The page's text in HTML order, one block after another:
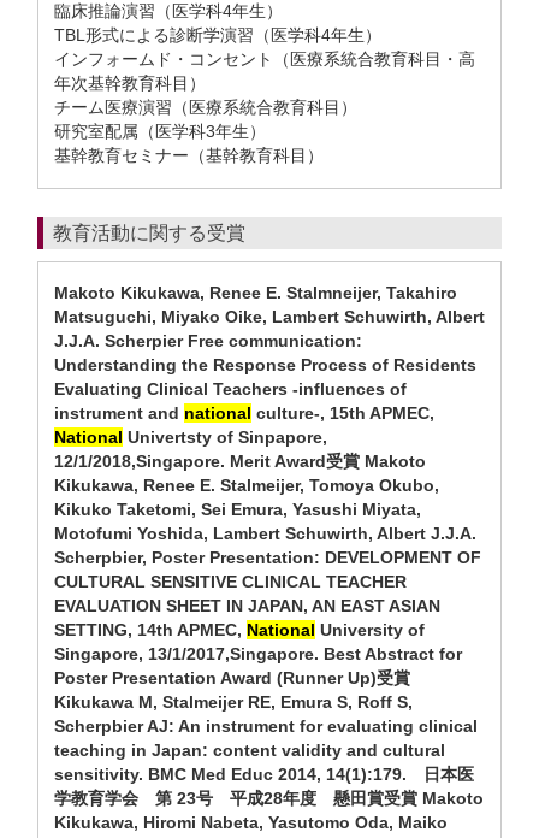
臨床推論演習（医学科4年生）
TBL形式による診断学演習（医学科4年生）
インフォームド・コンセント（医療系統合教育科目・高
年次基幹教育科目）
チーム医療演習（医療系統合教育科目）
研究室配属（医学科3年生）
基幹教育セミナー（基幹教育科目）
教育活動に関する受賞
Makoto Kikukawa, Renee E. Stalmneijer, Takahiro
Matsuguchi, Miyako Oike, Lambert Schuwirth, Albert
J.J.A. Scherpier Free communication:
Understanding the Response Process of Residents
Evaluating Clinical Teachers -influences of
instrument and national culture-, 15th APMEC,
National Univertsty of Sinpapore,
12/1/2018,Singapore. Merit Award受賞 Makoto
Kikukawa, Renee E. Stalmeijer, Tomoya Okubo,
Kikuko Taketomi, Sei Emura, Yasushi Miyata,
Motofumi Yoshida, Lambert Schuwirth, Albert J.J.A.
Scherpbier, Poster Presentation: DEVELOPMENT OF
CULTURAL SENSITIVE CLINICAL TEACHER
EVALUATION SHEET IN JAPAN, AN EAST ASIAN
SETTING, 14th APMEC, National University of
Singapore, 13/1/2017,Singapore. Best Abstract for
Poster Presentation Award (Runner Up)受賞
Kikukawa M, Stalmeijer RE, Emura S, Roff S,
Scherpbier AJ: An instrument for evaluating clinical
teaching in Japan: content validity and cultural
sensitivity. BMC Med Educ 2014, 14(1):179. 日本医
学教育学会 第 23号 平成28年度 懸田賞受賞 Makoto
Kikukawa, Hiromi Nabeta, Yasutomo Oda, Maiko